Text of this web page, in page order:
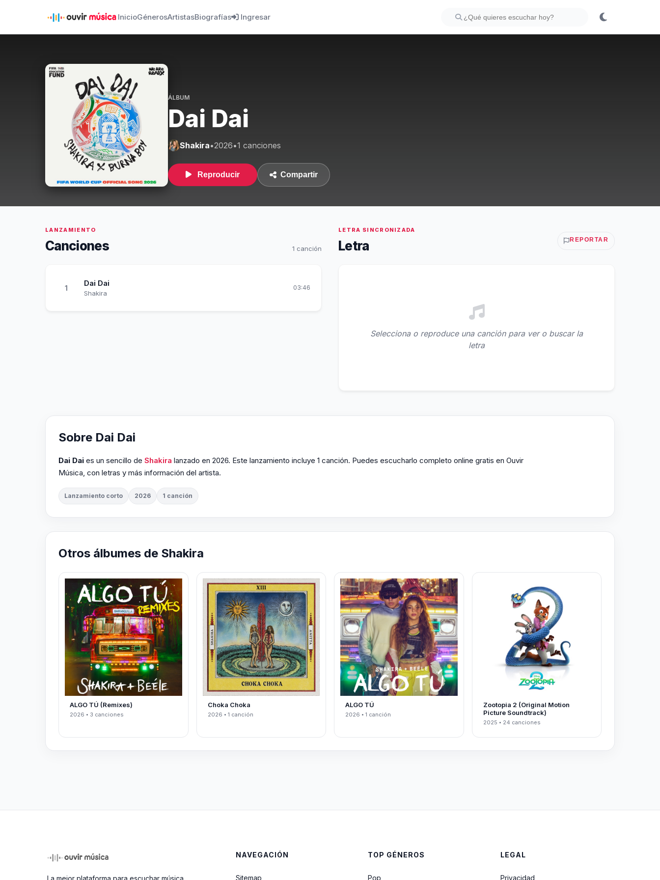
InicioGénerosArtistasBiografías Ingresar
ÁLBUM
Dai Dai
Shakira•2026•1 canciones
Reproducir Compartir
LANZAMIENTO
Canciones 1 canción
1
Dai Dai
Shakira
03:46
LETRA SINCRONIZADA
Letra REPORTAR
Selecciona o reproduce una canción para ver o buscar la
letra
Sobre Dai Dai
Dai Dai es un sencillo de Shakira lanzado en 2026. Este lanzamiento incluye 1 canción. Puedes escucharlo completo online gratis en Ouvir
Música, con letras y más información del artista.
Lanzamiento corto 2026 1 canción
Otros álbumes de Shakira
ALGO TÚ (Remixes)
2026 • 3 canciones
Choka Choka
2026 • 1 canción
ALGO TÚ
2026 • 1 canción
Zootopia 2 (Original Motion
Picture Soundtrack)
2025 • 24 canciones
La mejor plataforma para escuchar música
NAVEGACIÓN
Sitemap
TOP GÉNEROS
Pop
LEGAL
Privacidad